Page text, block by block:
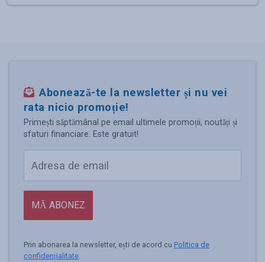
Abonează-te la newsletter și nu vei
rata nicio promoție!
Primești săptămânal pe email ultimele promoții, noutăți și
sfaturi financiare. Este gratuit!
MĂ ABONEZ
Prin abonarea la newsletter, ești de acord cu Politica de
confidențialitate.